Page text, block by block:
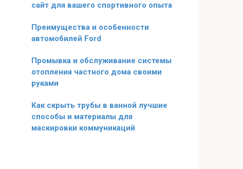
сайт для вашего спортивного опыта
Преимущества и особенности
автомобилей Ford
Промывка и обслуживание системы
отопления частного дома своими
руками
Как скрыть трубы в ванной лучшие
способы и материалы для
маскировки коммуникаций